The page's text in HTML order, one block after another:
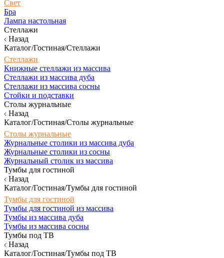
Свет
Бра
Лампа настольная
Стеллажи
Назад
Каталог/Гостиная/Стеллажи
Стеллажи
Книжные стеллажи из массива
Стеллажи из массива дуба
Стеллажи из массива сосны
Стойки и подставки
Столы журнальные
Назад
Каталог/Гостиная/Столы журнальные
Столы журнальные
Журнальные столики из массива дуба
Журнальные столики из сосны
Журнальный столик из массива
Тумбы для гостиной
Назад
Каталог/Гостиная/Тумбы для гостиной
Тумбы для гостиной
Тумбы для гостиной из массива
Тумбы из массива дуба
Тумбы из массива сосны
Тумбы под ТВ
Назад
Каталог/Гостиная/Тумбы под ТВ